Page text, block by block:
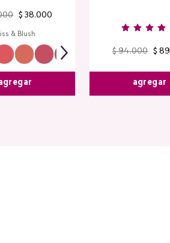
$ 38.000
& Blush
$ 94.000 $ 89
agregar